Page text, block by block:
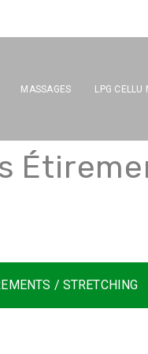
MASSAGES LPG CELLU
Étireme
/ STRETCHING